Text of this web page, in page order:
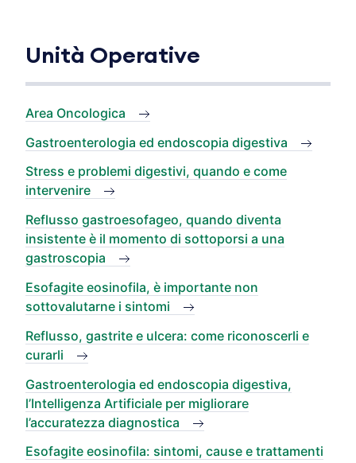
Unità Operative
Area Oncologica
Gastroenterologia ed endoscopia digestiva
Stress e problemi digestivi, quando e come
intervenire
Reflusso gastroesofageo, quando diventa
insistente è il momento di sottoporsi a una
gastroscopia
Esofagite eosinofila, è importante non
sottovalutarne i sintomi
Reflusso, gastrite e ulcera: come riconoscerli e
curarli
Gastroenterologia ed endoscopia digestiva,
l’Intelligenza Artificiale per migliorare
l’accuratezza diagnostica
Esofagite eosinofila: sintomi, cause e trattamenti